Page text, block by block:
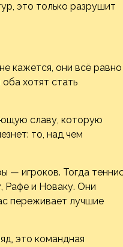
это только разрушит
кажется, они всё равно
хотят стать
славу, которую
то, над чем
— игроков. Тогда
Рафе и Новаку. Они
переживает лучшие
это командная